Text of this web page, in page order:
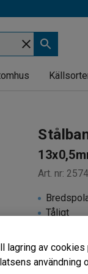
Art. nr:
Tåligt
Längd (mm)
lagring av
användning